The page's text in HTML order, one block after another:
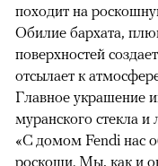
походит на
Обилие бархата,
поверхностей
отсылает к
Главное украшение
муранского стекла
«С домом Fendi нас
роскоши. Мы, как и